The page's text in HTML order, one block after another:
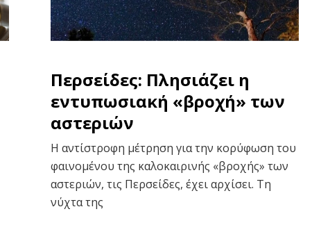
Περσείδες: Πλησιάζει η
εντυπωσιακή «βροχή» των
αστεριών
Η αντίστροφη μέτρηση για την κορύφωση του
φαινομένου της καλοκαιρινής «βροχής» των
αστεριών, τις Περσείδες, έχει αρχίσει. Τη
νύχτα της